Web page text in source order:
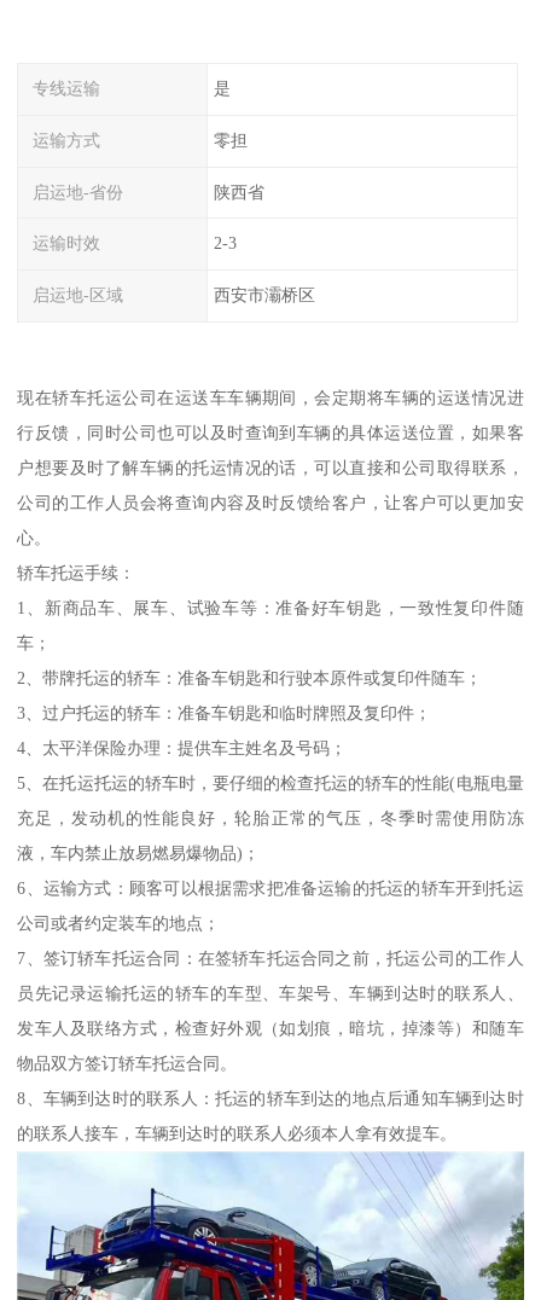
专线运输 是
运输方式 零担
启运地-省份 陕西省
运输时效 2-3
启运地-区域 西安市灞桥区
现在轿车托运公司在运送车车辆期间，会定期将车辆的运送情况进
行反馈，同时公司也可以及时查询到车辆的具体运送位置，如果客
户想要及时了解车辆的托运情况的话，可以直接和公司取得联系，
公司的工作人员会将查询内容及时反馈给客户，让客户可以更加安
心。
轿车托运手续：
1、新商品车、展车、试验车等：准备好车钥匙，一致性复印件随
车；
2、带牌托运的轿车：准备车钥匙和行驶本原件或复印件随车；
3、过户托运的轿车：准备车钥匙和临时牌照及复印件；
4、太平洋保险办理：提供车主姓名及号码；
5、在托运托运的轿车时，要仔细的检查托运的轿车的性能(电瓶电量
充足，发动机的性能良好，轮胎正常的气压，冬季时需使用防冻
液，车内禁止放易燃易爆物品)；
6、运输方式：顾客可以根据需求把准备运输的托运的轿车开到托运
公司或者约定装车的地点；
7、签订轿车托运合同：在签轿车托运合同之前，托运公司的工作人
员先记录运输托运的轿车的车型、车架号、车辆到达时的联系人、
发车人及联络方式，检查好外观（如划痕，暗坑，掉漆等）和随车
物品双方签订轿车托运合同。
8、车辆到达时的联系人：托运的轿车到达的地点后通知车辆到达时
的联系人接车，车辆到达时的联系人必须本人拿有效提车。